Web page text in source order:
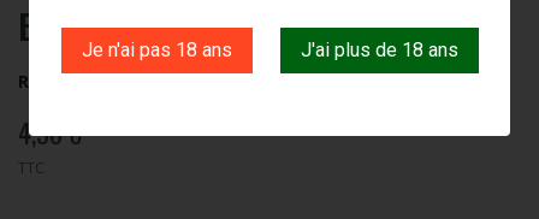
Je n'ai pas 18 ans J'ai plus de 18 ans
Eroica 33cl
Référence:eroica
4,50 €
TTC